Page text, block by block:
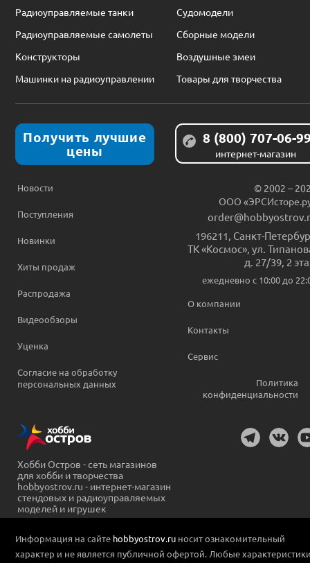
Радиоуправляемые танки
Судомодели
Радиоуправляемые самолеты
Сборные модели
Конструкторы
Воздушные змеи
Машинки на радиоуправлении
Товары для творчества
Получить лучшие
цены
8 (800) 707-06-
интернет-магазин
Новости
Поступления
Новинки
Хиты продаж
Распродажа
Видеообзоры
Уценка
Согласие на обработку
персональных данных
© 2002 –
ООО
196211 Санкт-
ТК «Космос», ул.
д. 27/39, 2
ежедневно c 10:00 до
О компании
Контакты
Сервис
Политика
конфиденциальности
Хобби Остров - сеть магазинов
для хобби и творчества
hobbyostrov.ru - интернет-магазин
стендовых и радиоуправляемых
моделей и игрушек
Информация на сайте hobbyostrov.ru носит ознакомительный
характер и не является публичной офертой. Любые